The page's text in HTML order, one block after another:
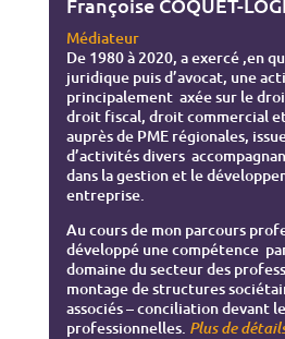
Médiateur
De 1980 à 2020, a exercé ,en
juridique puis d’avocat, une
principalement axée sur le
droit fiscal, droit commercial
auprès de PME régionales,
d’activités divers
dans la gestion et le
entreprise.
Au cours de mon parcours
développé une compétence
domaine du secteur des
montage de structures
associés – conciliation devant
professionnelles. Plus de